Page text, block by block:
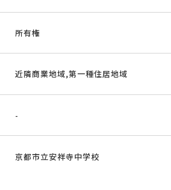
所有権
近隣商業地域,第一種住居地域
-
京都市立安祥寺中学校